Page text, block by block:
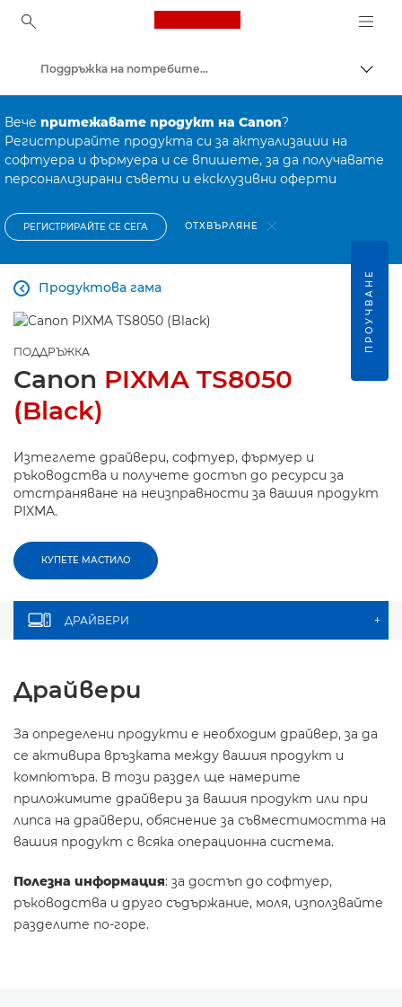
Canon Logo, back to
Поддръжка на потребителски продукти
Вече притежавате продукт на Canon?
Регистрирайте продукта си за актуализации на
софтуера и фърмуера и се впишете, за да получавате
персонализирани съвети и ексклузивни оферти
РЕГИСТРИРАЙТЕ СЕ СЕГА ОТХВЪРЛЯНЕ
Продуктова гама

ПОДДРЪЖКА
Canon PIXMA TS8050
(Black)
Изтеглете драйвери, софтуер, фърмуер и
ръководства и получете достъп до ресурси за
отстраняване на неизправности за вашия продукт
PIXMA.
КУПЕТЕ МАСТИЛО
ДРАЙВЕРИ +
Драйвери
За определени продукти е необходим драйвер, за да
се активира връзката между вашия продукт и
компютъра. В този раздел ще намерите
приложимите драйвери за вашия продукт или при
липса на драйвери, обяснение за съвместимостта на
вашия продукт с всяка операционна система.
Полезна информация: за достъп до софтуер,
ръководства и друго съдържание, моля, използвайте
разделите по-горе.
ПРОУЧВАНЕ